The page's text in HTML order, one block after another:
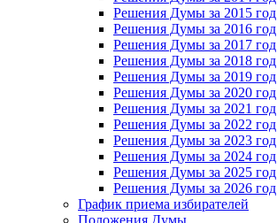
Решения Думы за 2015 год
Решения Думы за 2016 год
Решения Думы за 2017 год
Решения Думы за 2018 год
Решения Думы за 2019 год
Решения Думы за 2020 год
Решения Думы за 2021 год
Решения Думы за 2022 год
Решения Думы за 2023 год
Решения Думы за 2024 год
Решения Думы за 2025 год
Решения Думы за 2026 год
График приема избирателей
Положения Думы